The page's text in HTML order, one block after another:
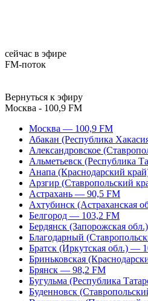
сейчас в эфире
FM-поток
Вернуться к эфиру
Москва - 100,9 FM
Москва — 100,9 FM
Абакан (Республика
Александровское
Альметьевск (Республика
Анапа (Краснодарский
Арзгир (Ставропольский
Астрахань — 90,5 FM
Ахтубинск (Астраханская
Белгород — 103,2 FM
Бердянск (Запорожская
Благодарный
Братск (Иркутская обл.) —
Бриньковская
Брянск — 98,2 FM
Бугульма (Республика
Буденновск